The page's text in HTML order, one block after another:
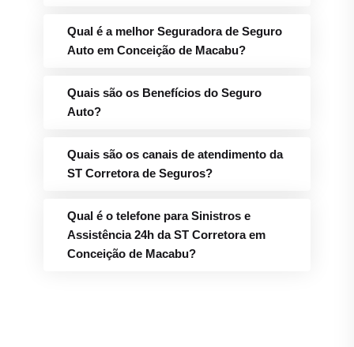
Qual é a melhor Seguradora de Seguro
Auto em Conceição de Macabu?
Quais são os Benefícios do Seguro
Auto?
Quais são os canais de atendimento da
ST Corretora de Seguros?
Qual é o telefone para Sinistros e
Assistência 24h da ST Corretora em
Conceição de Macabu?